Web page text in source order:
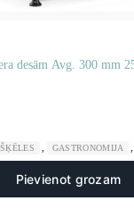
desām Avg. 300 mm
GASTRONOMIJA
Pievienot grozam